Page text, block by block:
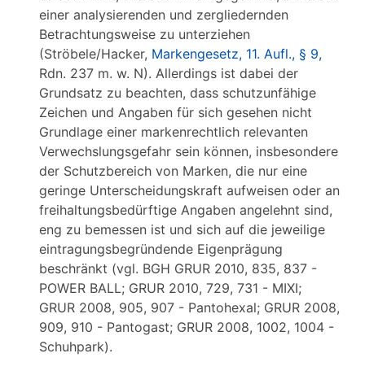
einer analysierenden und zergliedernden
Betrachtungsweise zu unterziehen
(Ströbele/Hacker, Markengesetz, 11. Aufl., § 9,
Rdn. 237 m. w. N). Allerdings ist dabei der
Grundsatz zu beachten, dass schutzunfähige
Zeichen und Angaben für sich gesehen nicht
Grundlage einer markenrechtlich relevanten
Verwechslungsgefahr sein können, insbesondere
der Schutzbereich von Marken, die nur eine
geringe Unterscheidungskraft aufweisen oder an
freihaltungsbedürftige Angaben angelehnt sind,
eng zu bemessen ist und sich auf die jeweilige
eintragungsbegründende Eigenprägung
beschränkt (vgl. BGH GRUR 2010, 835, 837 -
POWER BALL; GRUR 2010, 729, 731 - MIXI;
GRUR 2008, 905, 907 - Pantohexal; GRUR 2008,
909, 910 - Pantogast; GRUR 2008, 1002, 1004 -
Schuhpark).